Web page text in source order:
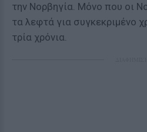
την Νορβηγία. Μόνο που οι
τα λεφτά για συγκεκριμένο
τρία χρόνια.